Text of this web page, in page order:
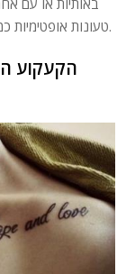
באותיות או עם
טעונות אופטימיות כמו נקודה -פסיק פופולריות גם כתוספת לקעקוע.
הקעקוע